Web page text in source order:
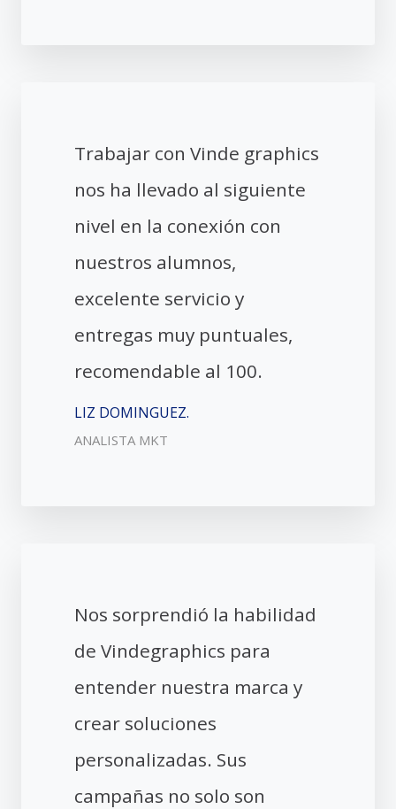
Trabajar con Vinde graphics
nos ha llevado al siguiente
nivel en la conexión con
nuestros alumnos,
excelente servicio y
entregas muy puntuales,
recomendable al 100.
LIZ DOMINGUEZ.
ANALISTA MKT
Nos sorprendió la habilidad
de Vindegraphics para
entender nuestra marca y
crear soluciones
personalizadas. Sus
campañas no solo son